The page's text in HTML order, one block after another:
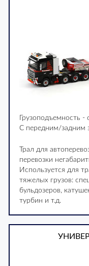
Грузоподъемность
С передним/задним
Трал для
перевозки
Используется для
тяжелых грузов:
бульдозеров,
турбин и т.д.